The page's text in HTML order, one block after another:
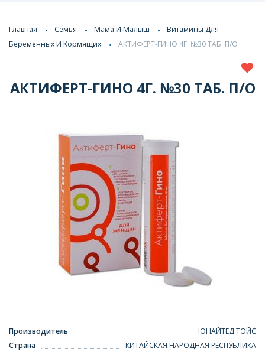
Главная Семья Мама И Малыш
Витамины Для
Беременных И Кормящих
АКТИФЕРТ-ГИНО 4Г. №30 ТАБ. П/О
АКТИФЕРТ-ГИНО 4Г. №30 ТАБ. П/О
Производитель
ЮНАЙТЕД ТОЙС
Страна
КИТАЙСКАЯ НАРОДНАЯ РЕСПУБЛИКА